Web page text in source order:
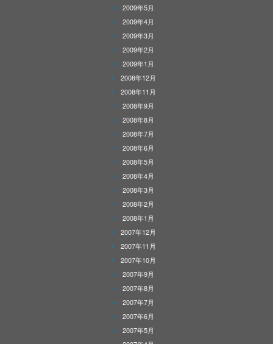
2009年5月
2009年4月
2009年3月
2009年2月
2009年1月
2008年12月
2008年11月
2008年9月
2008年8月
2008年7月
2008年6月
2008年5月
2008年4月
2008年3月
2008年2月
2008年1月
2007年12月
2007年11月
2007年10月
2007年9月
2007年8月
2007年7月
2007年6月
2007年5月